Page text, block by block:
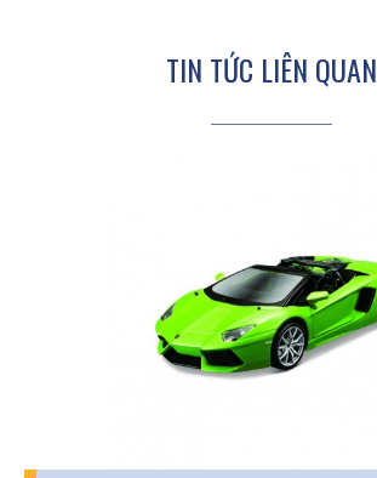
TIN TỨC LIÊN QUAN